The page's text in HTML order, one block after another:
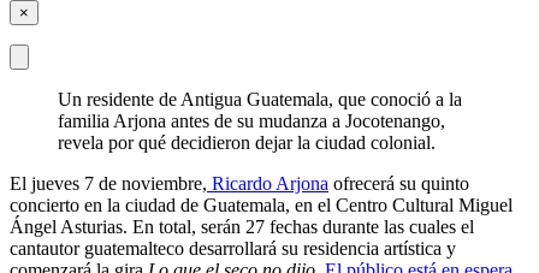
×
Un residente de Antigua Guatemala, que conoció a la
familia Arjona antes de su mudanza a Jocotenango,
revela por qué decidieron dejar la ciudad colonial.
El jueves 7 de noviembre, Ricardo Arjona ofrecerá su quinto
concierto en la ciudad de Guatemala, en el Centro Cultural Miguel
Ángel Asturias. En total, serán 27 fechas durante las cuales el
cantautor guatemalteco desarrollará su residencia artística y